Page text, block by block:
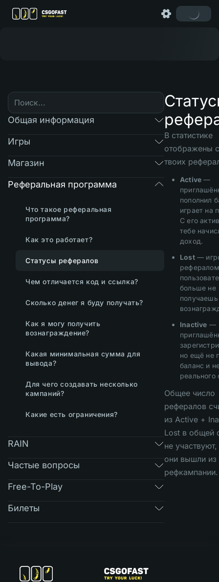
Общая информация
Игры
Магазин
Реферальная программа
Что такое реферальная
программа?
Как это работает?
Статусы рефералов
Чем отличается код и ссылка?
Сколько денег я буду получать?
Как я могу получить
вознаграждение?
Какая минимальная сумма для
вывода?
Для чего создавать несколько
кампаний?
Какие есть ограничения?
RAIN
Частые вопросы
Free-To-Play
Билеты
В статистике
отображены
твоих
Active —
пополнил
играет на
С его
тебе
доход.
Lost—
больше не
получаешь
Inactive —
но ещё не
баланс и
реального
Общее число
рефералов
из Active +
Lost в общей
не
они вышли из
рефкампании.